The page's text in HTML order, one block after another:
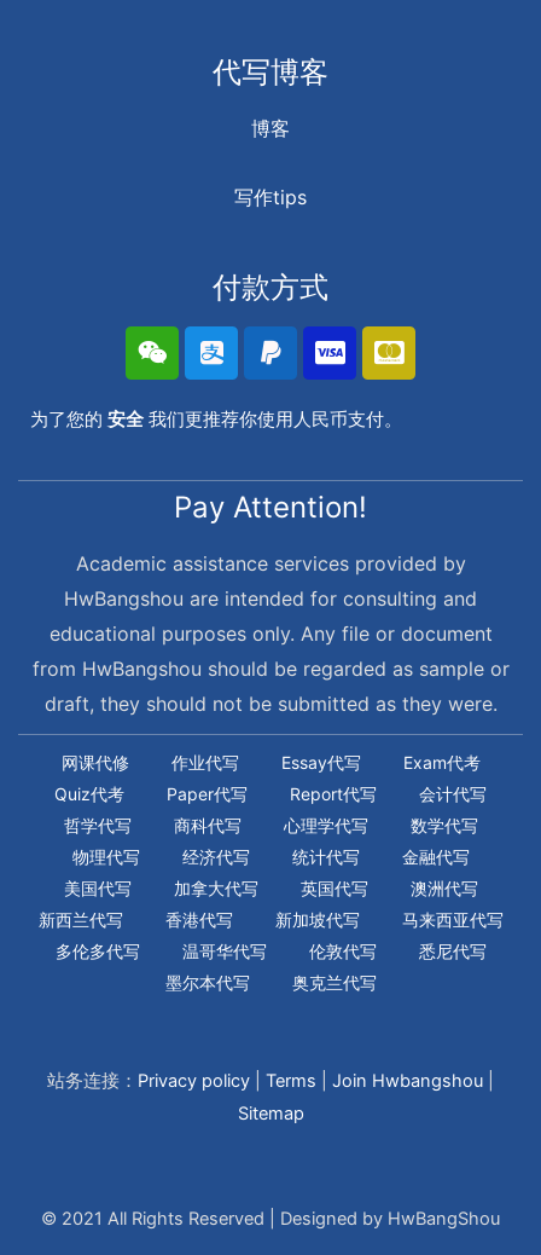
代写博客
博客
写作tips
付款方式
为了您的 安全 我们更推荐你使用人民币支付。
Pay Attention!
Academic assistance services provided by
HwBangshou are intended for consulting and
educational purposes only. Any file or document
from HwBangshou should be regarded as sample or
draft, they should not be submitted as they were.
网课代修 作业代写 Essay代写
Exam代考
Quiz代考
Paper代写 Report代写
会计代写
哲学代写
商科代写 心理学代写
数学代写
物理代写
经济代写 统计代写
金融代写
美国代写
加拿大代写 英国代写
澳洲代写
新西兰代写
香港代写 新加坡代写
马来西亚代写
多伦多代写
温哥华代写 伦敦代写
悉尼代写
墨尔本代写
奥克兰代写
© 2021 All Rights Reserved | Designed by HwBangShou
站务连接： Privacy policy Terms Join Hwbangshou
Sitemap